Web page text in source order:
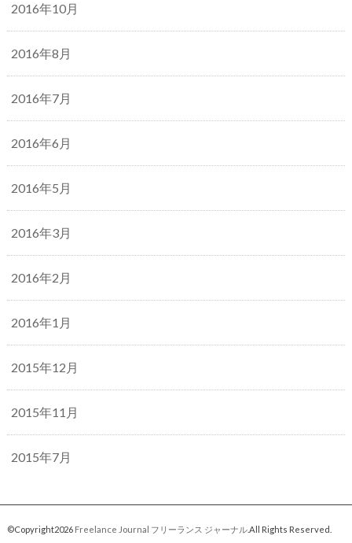
2016年10月
2016年8月
2016年7月
2016年6月
2016年5月
2016年3月
2016年2月
2016年1月
2015年12月
2015年11月
2015年7月
©Copyright2026 Freelance Journal フリーランス ジャーナル.All Rights Reserved.